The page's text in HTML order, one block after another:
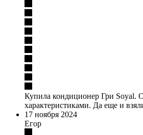
Купила кондиционер Гри Soyal.
характеристиками. Да еще и
17 ноября 2024
Егор